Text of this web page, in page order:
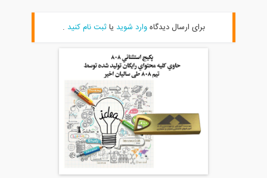
برای ارسال دیدگاهوارد شویدیاثبت نام کنید.